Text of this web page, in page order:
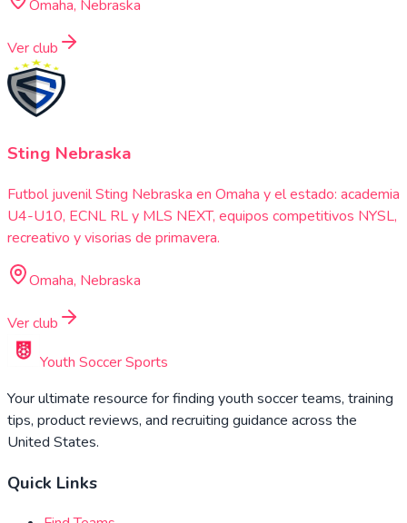
Omaha, Nebraska
Ver club
Sting Nebraska
Futbol juvenil Sting Nebraska en Omaha y el estado: academia
U4-U10, ECNL RL y MLS NEXT, equipos competitivos NYSL,
recreativo y visorias de primavera.
Omaha, Nebraska
Ver club
Youth Soccer Sports
Your ultimate resource for finding youth soccer teams, training
tips, product reviews, and recruiting guidance across the
United States.
Quick Links